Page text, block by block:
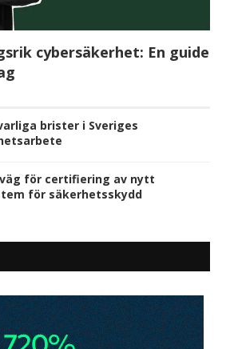
cybersäkerhet: En guide
brister i Sveriges
väg för certifiering av nytt
för säkerhetsskydd